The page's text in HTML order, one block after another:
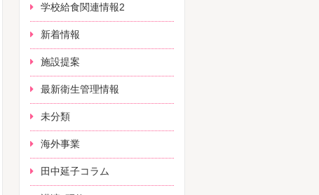
学校給食関連情報2
新着情報
施設提案
最新衛生管理情報
未分類
海外事業
田中延子コラム